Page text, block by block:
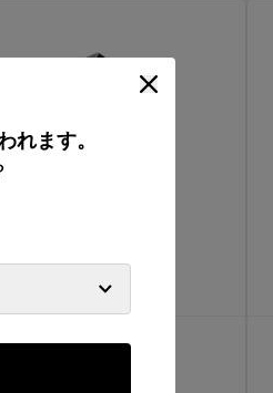
れます。
長方形型